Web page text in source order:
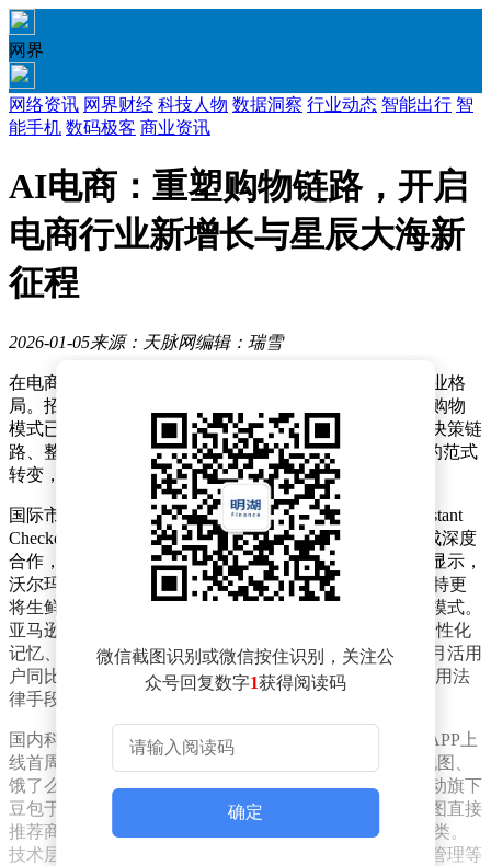
网界
网络资讯 网界财经 科技人物 数据洞察 行业动态 智能出行 智
能手机 数码极客 商业资讯
AI电商：重塑购物链路，开启
电商行业新增长与星辰大海新
征程
2026-01-05来源：天脉网编辑：瑞雪
在电商行业变革浪潮中，AI技术正以颠覆性力量重塑商业格
局。招商证券最新发布的深度研究显示，AI驱动的智能购物
模式已成为大模型技术落地的核心场景，通过重构消费决策链
路、整合跨平台资源，推动行业从"人找货"向"货找人"的范式
转变，形成从需求识别到交易达成的完整闭环。
国际市场呈现开源与闭源双轨发展态势。OpenAI通过Instant
Checkout功能构建开放生态，与Etsy、Shopify等平台达成深度
合作，实现对话界面直接支付与场景化商品推荐。数据显示，
沃尔玛9月来自ChatGPT的推荐流量占比已达15%，塔吉特更
将生鲜配送与本地履约服务无缝衔接，开创即时零售新模式。
亚马逊则坚持闭源路线，其自主研发的Rufus模型凭借个性化
记忆、多模态搜索和动态价格追踪功能，在2025年实现月活用
户同比增长140%，同时通过自研芯片优化算力成本，运用法
律手段维护平台流量生态。
国内科技巨头加速布局智能电商领域。阿里巴巴"千问"APP上
线首周即突破千万下载量，依托Qwen大模型整合高德地图、
饿了么等生态资源，打造跨场景智能购物体验。字节跳动旗下
豆包于2025年10月接入抖音商城，通过分析用户消费意图直接
推荐商品并引导跳转购买，覆盖美妆、3C等高频消费品类。
技术层面，ACP协议的推广有效解决了支付系统、库存管理等
微信截图识别或微信按住识别，关注公
众号回复数字1获得阅读码
确定